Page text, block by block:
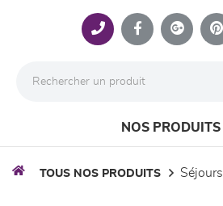
NOS PRODUITS
TOUS NOS PRODUITS séjours